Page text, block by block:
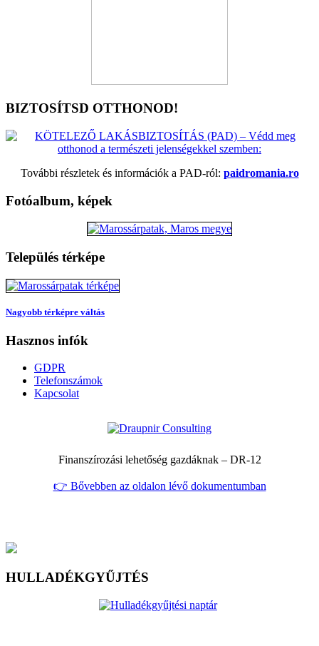
BIZTOSÍTSD OTTHONOD!
További részletek és információk a PAD-ról: paidromania.ro
Fotóalbum, képek
Település térképe
Nagyobb térképre váltás
Hasznos infók
GDPR
Telefonszámok
Kapcsolat
Finanszírozási lehetőség gazdáknak – DR‑12
👉 Bővebben az oldalon lévő dokumentumban
HULLADÉKGYŰJTÉS